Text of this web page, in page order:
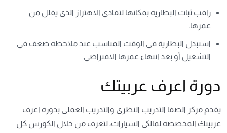
راقب ثبات البطارية بمكانها لتفادي الاهتزاز الذي يقلل من
عمرها.
استبدل البطارية في الوقت المناسب عند ملاحظة ضعف في
التشغيل أو بعد انتهاء عمرها الافتراضي.
دورة اعرف عربيتك
يقدم مركز الصفا التدريب النظري والتدريب العملي بدورة اعرف
عربيتك المخصصة لمالكي السيارات، لتعرف من خلال الكورس كل